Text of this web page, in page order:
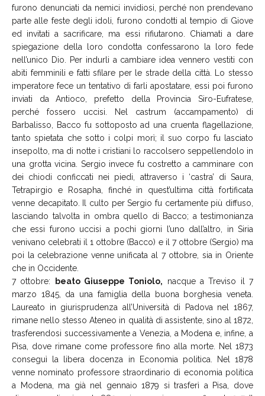
furono denunciati da nemici invidiosi, perché non prendevano
parte alle feste degli idoli, furono condotti al tempio di Giove
ed invitati a sacrificare, ma essi rifiutarono. Chiamati a dare
spiegazione della loro condotta confessarono la loro fede
nell’unico Dio. Per indurli a cambiare idea vennero vestiti con
abiti femminili e fatti sfilare per le strade della città. Lo stesso
imperatore fece un tentativo di farli apostatare, essi poi furono
inviati da Antioco, prefetto della Provincia Siro-Eufratese,
perché fossero uccisi. Nel castrum (accampamento) di
Barbalisso, Bacco fu sottoposto ad una cruenta flagellazione,
tanto spietata che sotto i colpi morì; il suo corpo fu lasciato
insepolto, ma di notte i cristiani lo raccolsero seppellendolo in
una grotta vicina. Sergio invece fu costretto a camminare con
dei chiodi conficcati nei piedi, attraverso i ‘castra’ di Saura,
Tetrapirgio e Rosapha, finché in quest’ultima città fortificata
venne decapitato. Il culto per Sergio fu certamente più diffuso,
lasciando talvolta in ombra quello di Bacco; a testimonianza
che essi furono uccisi a pochi giorni l’uno dall’altro, in Siria
venivano celebrati il 1 ottobre (Bacco) e il 7 ottobre (Sergio) ma
poi la celebrazione venne unificata al 7 ottobre, sia in Oriente
che in Occidente.
7 ottobre:
beato Giuseppe Toniolo, nacque a Treviso il 7
marzo 1845, da una famiglia della buona borghesia veneta.
Laureato in giurisprudenza all’Università di Padova nel 1867,
rimane nello stesso Ateneo in qualità di assistente, sino al 1872,
trasferendosi successivamente a Venezia, a Modena e, infine, a
Pisa, dove rimane come professore fino alla morte. Nel 1873
conseguì la libera docenza in Economia politica. Nel 1878
venne nominato professore straordinario di economia politica
a Modena, ma già nel gennaio 1879 si trasferì a Pisa, dove